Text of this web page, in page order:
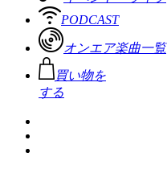
PODCAST
オンエア楽曲一覧
買い物を
する